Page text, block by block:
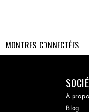
MONTRES CONNECTÉES
À
Blog